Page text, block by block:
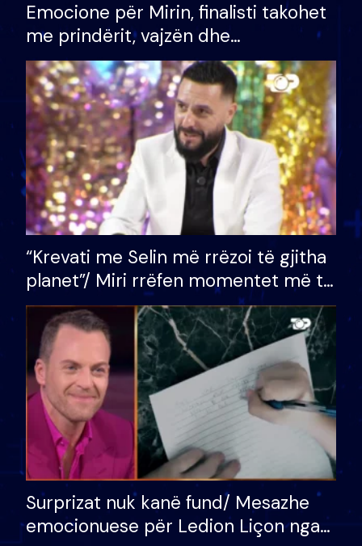
Emocione për Mirin, finalisti takohet
me prindërit, vajzën dhe
bashkëshorten: S’kemi ndonjë letër
divorci apo jo?
“Krevati me Selin më rrëzoi të gjitha
planet”/ Miri rrëfen momentet më të
bukura në shtëpinë e BB VIP: Do më
mungojë zilja e mëngjesit kur…
Surprizat nuk kanë fund/ Mesazhe
emocionuese për Ledion Liçon nga